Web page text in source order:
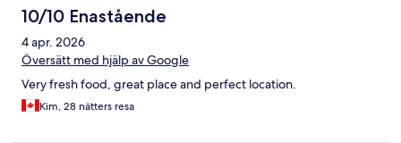
10/10 Enastående
4 apr. 2026
Översätt med hjälp av Google
Very fresh food, great place and perfect location.
Kim, 28 nätters resa